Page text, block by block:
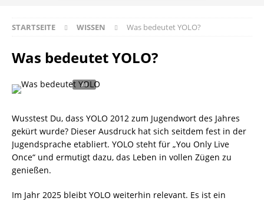
STARTSEITE WISSEN Was bedeutet YOLO?
Was bedeutet YOLO?
Wusstest Du, dass YOLO 2012 zum Jugendwort des Jahres
gekürt wurde? Dieser Ausdruck hat sich seitdem fest in der
Jugendsprache etabliert. YOLO steht für „You Only Live
Once“ und ermutigt dazu, das Leben in vollen Zügen zu
genießen.
Im Jahr 2025 bleibt YOLO weiterhin relevant. Es ist ein